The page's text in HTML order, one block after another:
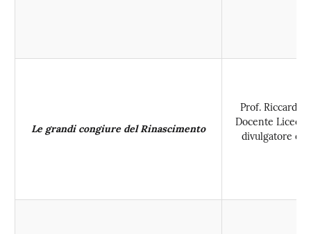
Le grandi congiure del Rinascimento
Prof. Riccardo
Docente Liceo
divulgatore e